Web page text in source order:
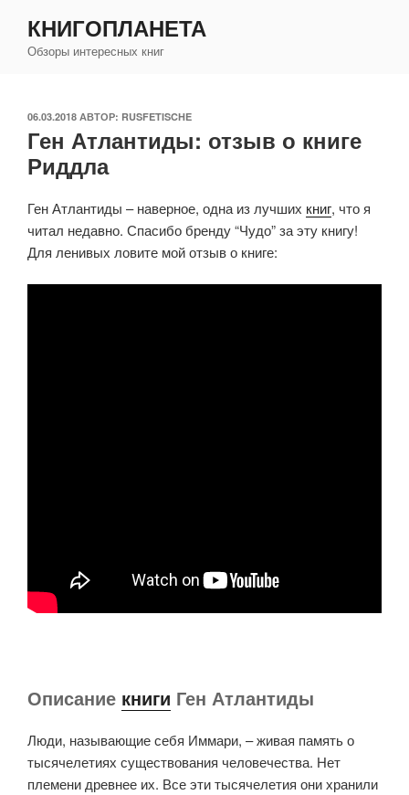
содержимому
КНИГОПЛАНЕТА
Обзоры интересных книг
ОПУБЛИКОВАНО
06.03.2018 АВТОР: RUSFETISCHE
Ген Атлантиды: отзыв о книге
Риддла
Ген Атлантиды – наверное, одна из лучших книг, что я
читал недавно. Спасибо бренду “Чудо” за эту книгу!
Для ленивых ловите мой отзыв о книге:
Описание книги Ген Атлантиды
Люди, называющие себя Иммари, – живая память о
тысячелетиях существования человечества. Нет
племени древнее их. Все эти тысячелетия они хранили